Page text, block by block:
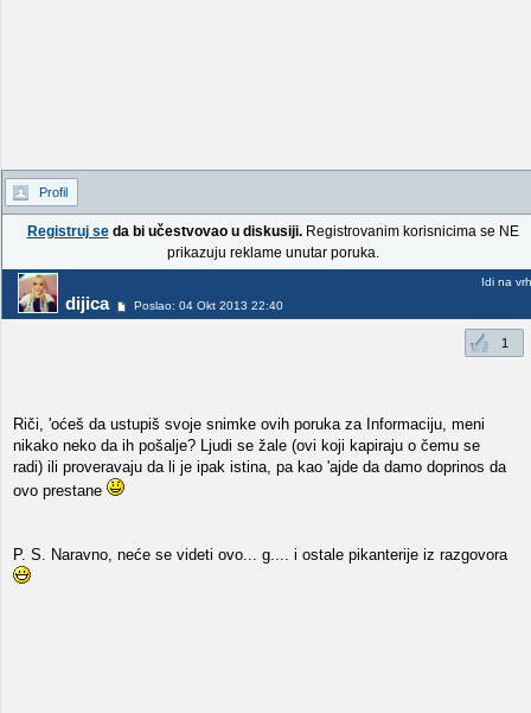
Profil
Registruj seda bi učestvovao u diskusiji.Registrovanim korisnicima se NE
prikazuju reklame unutar poruka.
dijica Poslao: 04 Okt 2013 22:40
Idi na vrh
1
Riči, 'oćeš da ustupiš svoje snimke ovih poruka za Informaciju, meni
nikako neko da ih pošalje? Ljudi se žale (ovi koji kapiraju o čemu se
radi) ili proveravaju da li je ipak istina, pa kao 'ajde da damo doprinos da
ovo prestane
P. S. Naravno, neće se videti ovo... g.... i ostale pikanterije iz razgovora